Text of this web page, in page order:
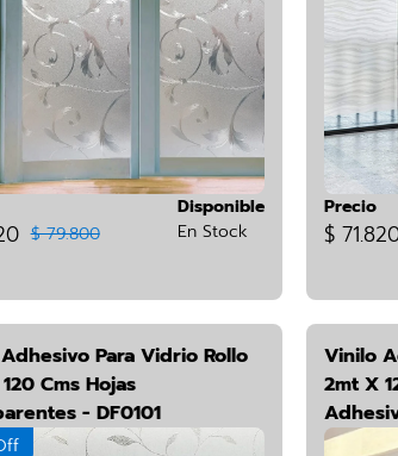
$ 79.800
Disponible
En Stock
Precio
$
Para Vidrio Rollo
Cms Hojas
- DF0101
Vinilo
2mt X